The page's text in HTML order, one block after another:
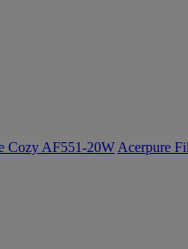
Cozy AF551-20W Acerpure